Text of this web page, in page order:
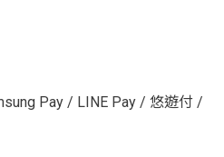
Pay / LINE Pay / 悠遊付 /